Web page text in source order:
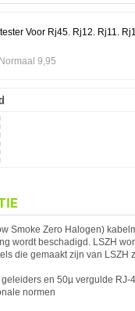
Voor Rj45. Rj12. Rj11.
Normaal 9,95
Smoke Zero Halogen)
wordt beschadigd. LSZH
die gemaakt zijn van
en 50µ vergulde RJ-
normen